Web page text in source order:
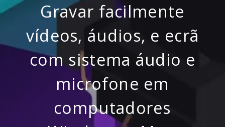
Gravar facilmente
vídeos, áudios, e ecrã
com sistema áudio e
microfone em
computadores